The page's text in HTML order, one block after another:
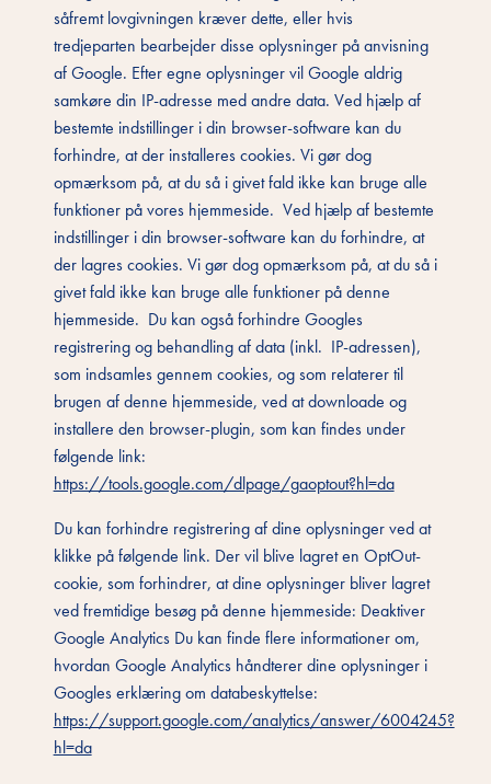
såfremt lovgivningen kræver dette, eller hvis
tredjeparten bearbejder disse oplysninger på anvisning
af Google. Efter egne oplysninger vil Google aldrig
samkøre din IP-adresse med andre data. Ved hjælp af
bestemte indstillinger i din browser-software kan du
forhindre, at der installeres cookies. Vi gør dog
opmærksom på, at du så i givet fald ikke kan bruge alle
funktioner på vores hjemmeside. Ved hjælp af bestemte
indstillinger i din browser-software kan du forhindre, at
der lagres cookies. Vi gør dog opmærksom på, at du så i
givet fald ikke kan bruge alle funktioner på denne
hjemmeside. Du kan også forhindre Googles
registrering og behandling af data (inkl. IP-adressen),
som indsamles gennem cookies, og som relaterer til
brugen af denne hjemmeside, ved at downloade og
installere den browser-plugin, som kan findes under
følgende link:
https://tools.google.com/dlpage/gaoptout?hl=da
Du kan forhindre registrering af dine oplysninger ved at
klikke på følgende link. Der vil blive lagret en OptOut-
cookie, som forhindrer, at dine oplysninger bliver lagret
ved fremtidige besøg på denne hjemmeside: Deaktiver
Google Analytics Du kan finde flere informationer om,
hvordan Google Analytics håndterer dine oplysninger i
Googles erklæring om databeskyttelse:
https://support.google.com/analytics/answer/6004245?
hl=da